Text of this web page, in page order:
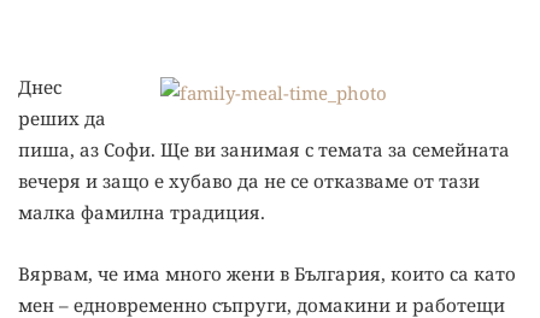
Днес
реших да
пиша, аз Софи. Ще ви занимая с темата за семейната
вечеря и защо е хубаво да не се отказваме от тази
малка фамилна традиция.
Вярвам, че има много жени в България, които са като
мен – едновременно съпруги, домакини и работещи